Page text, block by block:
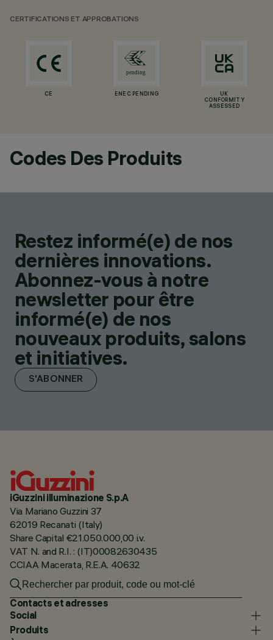
CERTIFICATIONS ET APPROBATIONS
CE ENEC PENDING
UK
CONFORMITY
ASSESSED
Codes Des Produits
Restez informé(e) de nos
dernières innovations.
Abonnez-vous à notre
newsletter pour être
informé(e) de nos
nouveaux produits, salons
et initiatives.
S'ABONNER
iGuzzini illuminazione S.p.A
Via Mariano Guzzini 37
62019 Recanati (Italy)
Share Capital €21.050.000,00 i.v.
VAT N. and R.I. : (IT)00082630435
CCIAA Macerata, R.E.A. 40632
Contacts et adresses
Social
Produits